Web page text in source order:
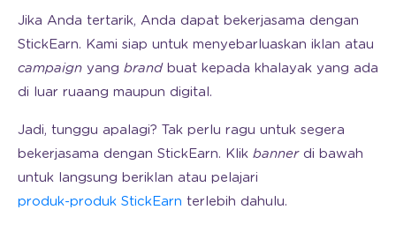
Jika Anda tertarik, Anda dapat bekerjasama dengan
StickEarn. Kami siap untuk menyebarluaskan iklan atau
campaign yang brandbuat kepada khalayak yang ada
di luar ruaang maupun digital.
Jadi, tunggu apalagi? Tak perlu ragu untuk segera
bekerjasama dengan StickEarn. Klik bannerdi bawah
untuk langsung beriklan atau pelajari
produk-produk StickEarn terlebih dahulu.